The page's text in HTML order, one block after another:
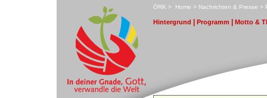
ÖRK > Home > Nachrichten & Presse >
Hintergrund Programm Motto &